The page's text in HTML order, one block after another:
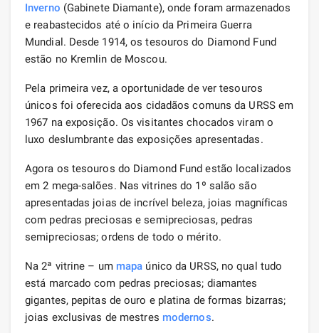
Inverno (Gabinete Diamante), onde foram armazenados
e reabastecidos até o início da Primeira Guerra
Mundial. Desde 1914, os tesouros do Diamond Fund
estão no Kremlin de Moscou.
Pela primeira vez, a oportunidade de ver tesouros
únicos foi oferecida aos cidadãos comuns da URSS em
1967 na exposição. Os visitantes chocados viram o
luxo deslumbrante das exposições apresentadas.
Agora os tesouros do Diamond Fund estão localizados
em 2 mega-salões. Nas vitrines do 1º salão são
apresentadas joias de incrível beleza, joias magníficas
com pedras preciosas e semipreciosas, pedras
semipreciosas; ordens de todo o mérito.
Na 2ª vitrine – um mapa único da URSS, no qual tudo
está marcado com pedras preciosas; diamantes
gigantes, pepitas de ouro e platina de formas bizarras;
joias exclusivas de mestres modernos.